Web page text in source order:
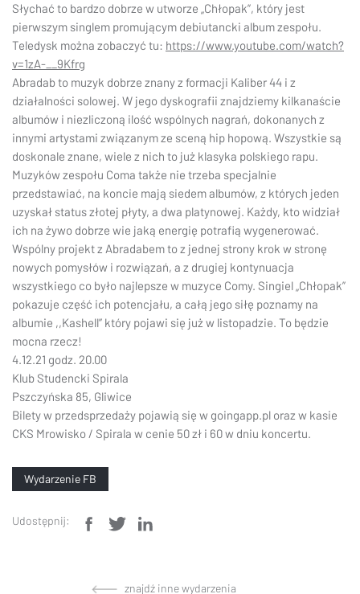
Słychać to bardzo dobrze w utworze „Chłopak”, który jest
pierwszym singlem promującym debiutancki album zespołu.
Teledysk można zobaczyć tu: https://www.youtube.com/watch?
v=1zA-__9Kfrg
Abradab to muzyk dobrze znany z formacji Kaliber 44 i z
działalności solowej. W jego dyskografii znajdziemy kilkanaście
albumów i niezliczoną ilość wspólnych nagrań, dokonanych z
innymi artystami związanym ze sceną hip hopową. Wszystkie są
doskonale znane, wiele z nich to już klasyka polskiego rapu.
Muzyków zespołu Coma także nie trzeba specjalnie
przedstawiać, na koncie mają siedem albumów, z których jeden
uzyskał status złotej płyty, a dwa platynowej. Każdy, kto widział
ich na żywo dobrze wie jaką energię potrafią wygenerować.
Wspólny projekt z Abradabem to z jednej strony krok w stronę
nowych pomysłów i rozwiązań, a z drugiej kontynuacja
wszystkiego co było najlepsze w muzyce Comy. Singiel „Chłopak”
pokazuje część ich potencjału, a całą jego siłę poznamy na
albumie ,,Kashell’’ który pojawi się już w listopadzie. To będzie
mocna rzecz!
4.12.21 godz. 20.00
Klub Studencki Spirala
Pszczyńska 85, Gliwice
Bilety w przedsprzedaży pojawią się w goingapp.pl oraz w kasie
CKS Mrowisko / Spirala w cenie 50 zł i 60 w dniu koncertu.
Wydarzenie FB
Udostępnij:
znajdź inne wydarzenia